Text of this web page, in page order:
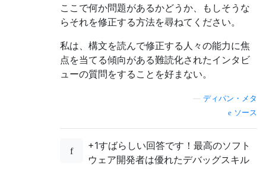
ここで何か問題があるかどうか、もしそうな
らそれを修正する方法を尋ねてください。
私は、構文を読んで修正する人々の能力に焦
点を当てる傾向がある難読化されたインタビ
ューの質問をすることを好まない。
ディパン・メタ
ソース
+1すばらしい回答です！最高のソフト
ウェア開発者は優れたデバッグスキル